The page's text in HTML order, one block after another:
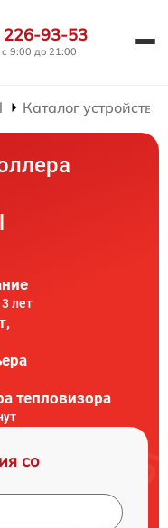
226-93-53
9:00 до 21:00
Каталог устройств
лет
тепловизора
со